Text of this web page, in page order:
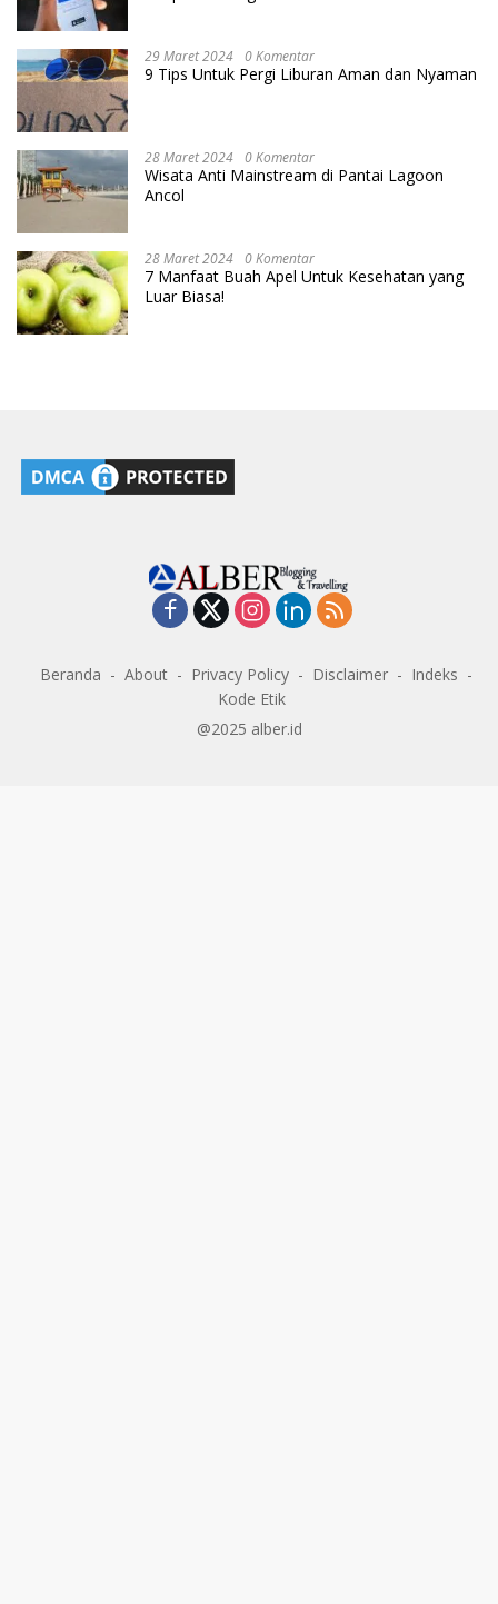
29 Maret 2024 0 Komentar
9 Tips Untuk Pergi Liburan Aman dan Nyaman
28 Maret 2024 0 Komentar
Wisata Anti Mainstream di Pantai Lagoon
Ancol
28 Maret 2024 0 Komentar
7 Manfaat Buah Apel Untuk Kesehatan yang
Luar Biasa!
Beranda About Privacy Policy Disclaimer
Indeks
Kode Etik
@2025 alber.id